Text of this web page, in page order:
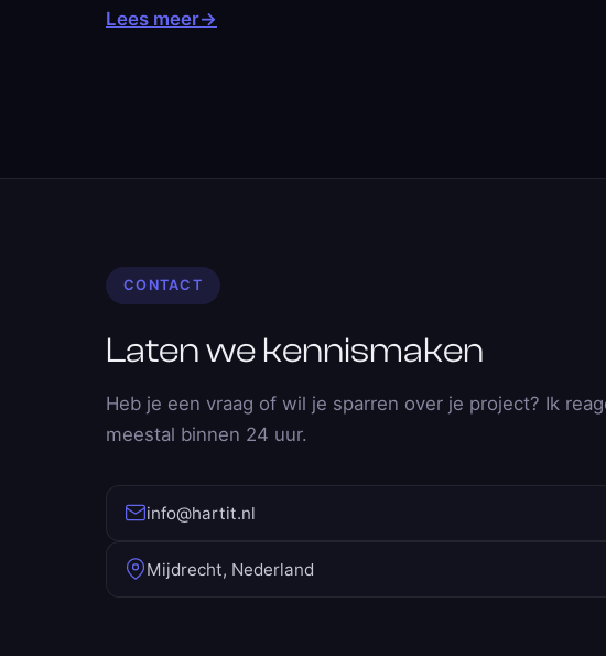
Lees meer→
CONTACT
Laten we kennismaken
Heb je een vraag of wil je sparren over je project? Ik
meestal binnen 24 uur.
info@hartit.nl
Mijdrecht, Nederland